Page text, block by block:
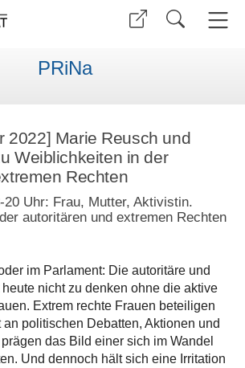
PRiNa
2022] Marie Reusch und
Weiblichkeiten in der
Rechten
20 Uhr: Frau, Mutter, Aktivistin.
autoritären und extremen Rechten
im Parlament: Die autoritäre und
nicht zu denken ohne die aktive
Extrem rechte Frauen beteiligen
politischen Debatten, Aktionen und
das Bild einer sich im Wandel
Und dennoch hält sich eine Irritation